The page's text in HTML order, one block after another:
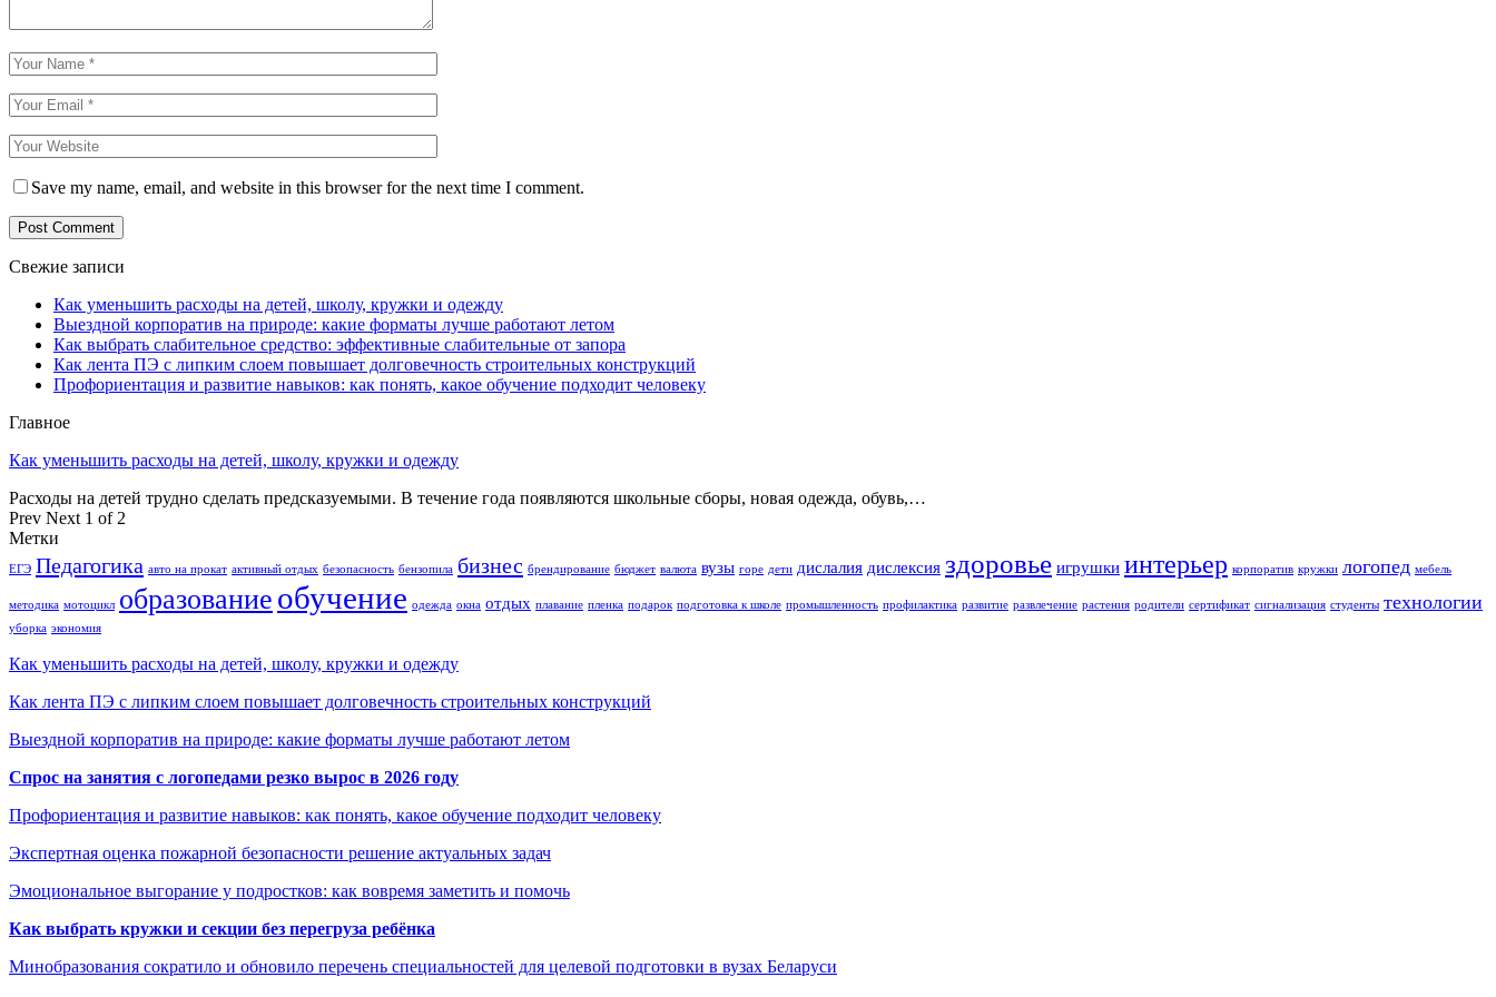
Save my name, email, and website in this browser for the next time I comment.
Свежие записи
Как уменьшить расходы на детей, школу, кружки и одежду
Выездной корпоратив на природе: какие форматы лучше работают летом
Как выбрать слабительное средство: эффективные слабительные от запора
Как лента ПЭ с липким слоем повышает долговечность строительных конструкций
Профориентация и развитие навыков: как понять, какое обучение подходит человеку
Главное
Как уменьшить расходы на детей, школу, кружки и одежду
Расходы на детей трудно сделать предсказуемыми. В течение года появляются школьные сборы, новая одежда, обувь,…
Prev Next 1 of 2
Метки
ЕГЭ Педагогика авто на прокат активный отдых безопасность бензопила бизнес брендирование бюджет валюта вузы горе дети дислалия дислексия здоровье игрушки интерьер корпоратив кружки логопед мебель
методика мотоцикл образование обучение одежда окна отдых плавание пленка подарок подготовка к школе промышленность профилактика развитие развлечение растения родители сертификат сигнализация студенты технологии
уборка экономия
Как уменьшить расходы на детей, школу, кружки и одежду
Как лента ПЭ с липким слоем повышает долговечность строительных конструкций
Выездной корпоратив на природе: какие форматы лучше работают летом
Спрос на занятия с логопедами резко вырос в 2026 году
Профориентация и развитие навыков: как понять, какое обучение подходит человеку
Экспертная оценка пожарной безопасности решение актуальных задач
Эмоциональное выгорание у подростков: как вовремя заметить и помочь
Как выбрать кружки и секции без перегруза ребёнка
Минобразования сократило и обновило перечень специальностей для целевой подготовки в вузах Беларуси